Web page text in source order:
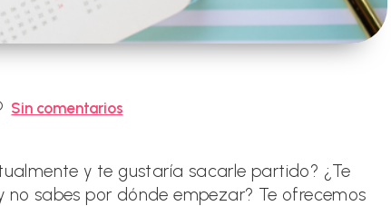
Sin comentarios
y te gustaría sacarle partido? ¿Te
sabes por dónde empezar? Te ofrecemos